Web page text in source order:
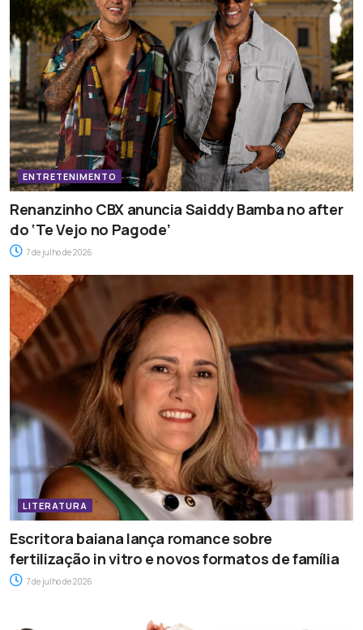
ENTRETENIMENTO
Renanzinho CBX anuncia Saiddy Bamba no after
do ‘Te Vejo no Pagode’
7 de julho de 2026
LITERATURA
Escritora baiana lança romance sobre
fertilização in vitro e novos formatos de família
7 de julho de 2026